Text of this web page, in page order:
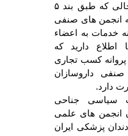
قانونی دارد. در حالی که طبق بند ۵
نامه انجمن های صنفی
خدمات به اعضاء
اطلاع دارید که
پروانه کسب تجاری
داروسازان
دارد.
سیاسی جناحی
انجمن های علمی
پزشکی ایران